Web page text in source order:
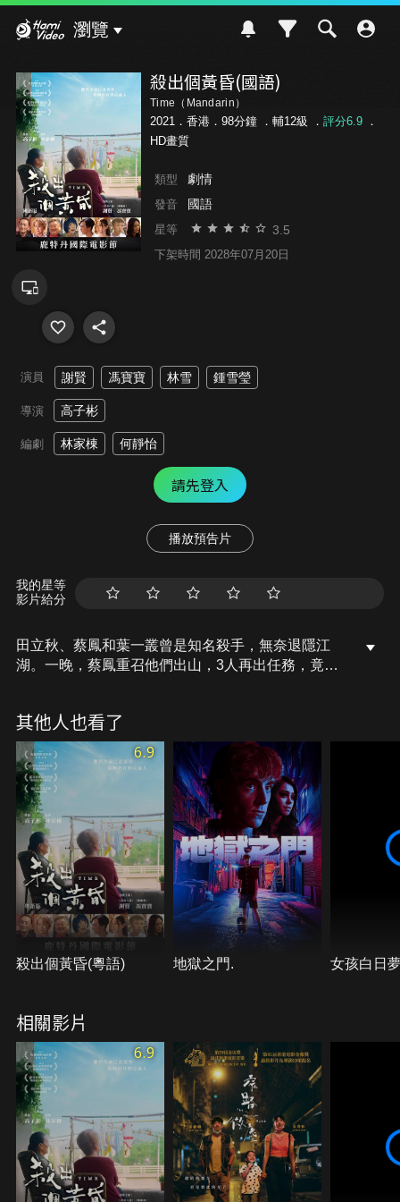
瀏覽
殺出個黃昏(國語)
Time（Mandarin）
2021．香港．98分鐘 ． 輔12級 ． 評分6.9．
HD畫質
類型 劇情
發音 國語
星等 3.5
下架時間 2028年07月20日
演員 謝賢 馮寶寶 林雪 鍾雪瑩
導演 高子彬
編劇 林家棟 何靜怡
請先登入
播放預告片
我的星等
影片給分
田立秋、蔡鳳和葉一叢曾是知名殺手，無奈退隱江
湖。一晚，蔡鳳重召他們出山，3人再出任務，竟是
又被男友狠甩的少女也顧兇自殺，他伸手拉了少女一
把，也改變了他們的命運，三位遲暮老人如何殺出生
命第二個春天呢？
其他人也看了
6.9
殺出個黃昏(粵語) 地獄之門. 女孩白日
相關影片
6.9